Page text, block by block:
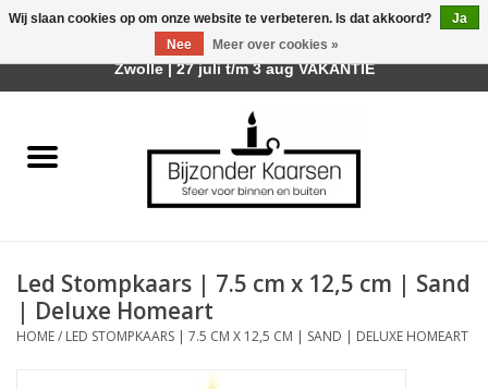
Räder Design Stories
Geurkaarsen
Led Stompkaars | 7.5 cm x 12,5 cm | Sand
| Deluxe Homeart
HOME/ LED STOMPKAARS | 7.5 CM X 12,5 CM | SAND | DELUXE HOMEART
Wij slaan cookies op om onze website te verbeteren. Is dat akkoord?
Ja
Nee
Meer over cookies »
Afhalen is mogelijk bij mijn winkel Trotz | Belvederelaan 107
Zwolle | 27 juli t/m 3 aug VAKANTIE